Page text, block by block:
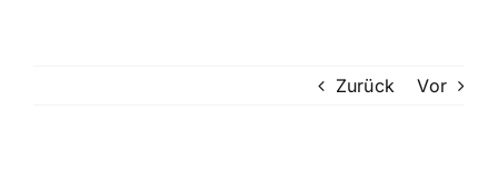
Zurück Vor